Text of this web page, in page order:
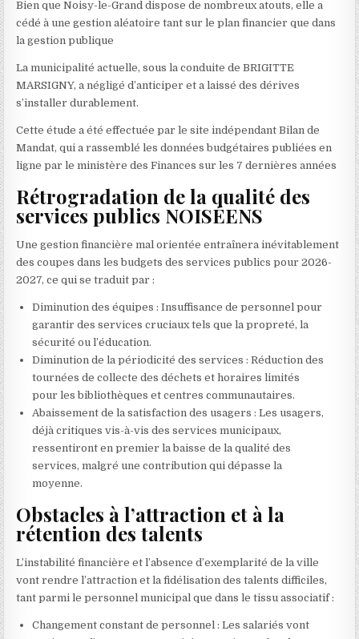
Bien que Noisy-le-Grand dispose de nombreux atouts, elle a
cédé à une gestion aléatoire tant sur le plan financier que dans
la gestion publique
La municipalité actuelle, sous la conduite de BRIGITTE
MARSIGNY, a négligé d’anticiper et a laissé des dérives
s’installer durablement.
Cette étude a été effectuée par le site indépendant Bilan de
Mandat, qui a rassemblé les données budgétaires publiées en
ligne par le ministère des Finances sur les 7 dernières années
Rétrogradation de la qualité des
services publics NOISÉENS
Une gestion financière mal orientée entraînera inévitablement
des coupes dans les budgets des services publics pour 2026-
2027, ce qui se traduit par :
Diminution des équipes : Insuffisance de personnel pour
garantir des services cruciaux tels que la propreté, la
sécurité ou l’éducation.
Diminution de la périodicité des services : Réduction des
tournées de collecte des déchets et horaires limités
pour les bibliothèques et centres communautaires.
Abaissement de la satisfaction des usagers : Les usagers,
déjà critiques vis-à-vis des services municipaux,
ressentiront en premier la baisse de la qualité des
services, malgré une contribution qui dépasse la
moyenne.
Obstacles à l’attraction et à la
rétention des talents
L’instabilité financière et l’absence d’exemplarité de la ville
vont rendre l’attraction et la fidélisation des talents difficiles,
tant parmi le personnel municipal que dans le tissu associatif :
Changement constant de personnel : Les salariés vont